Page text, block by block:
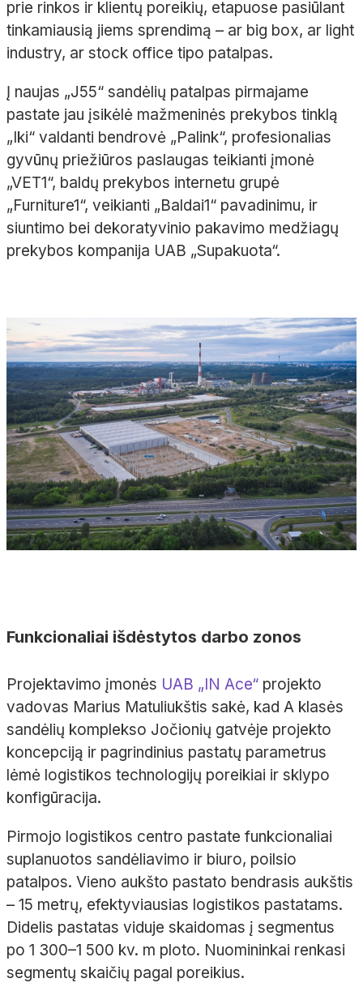
prie rinkos ir klientų poreikių, etapuose pasiūlant
tinkamiausią jiems sprendimą – ar big box, ar light
industry, ar stock office tipo patalpas.
Į naujas „J55“ sandėlių patalpas pirmajame
pastate jau įsikėlė mažmeninės prekybos tinklą
„Iki“ valdanti bendrovė „Palink“, profesionalias
gyvūnų priežiūros paslaugas teikianti įmonė
„VET1“, baldų prekybos internetu grupė
„Furniture1“, veikianti „Baldai1“ pavadinimu, ir
siuntimo bei dekoratyvinio pakavimo medžiagų
prekybos kompanija UAB „Supakuota“.
Funkcionaliai išdėstytos darbo zonos
Projektavimo įmonės UAB „IN Ace“ projekto
vadovas Marius Matuliukštis sakė, kad A klasės
sandėlių komplekso Jočionių gatvėje projekto
koncepciją ir pagrindinius pastatų parametrus
lėmė logistikos technologijų poreikiai ir sklypo
konfigūracija.
Pirmojo logistikos centro pastate funkcionaliai
suplanuotos sandėliavimo ir biuro, poilsio
patalpos. Vieno aukšto pastato bendrasis aukštis
– 15 metrų, efektyviausias logistikos pastatams.
Didelis pastatas viduje skaidomas į segmentus
po 1 300–1 500 kv. m ploto. Nuomininkai renkasi
segmentų skaičių pagal poreikius.